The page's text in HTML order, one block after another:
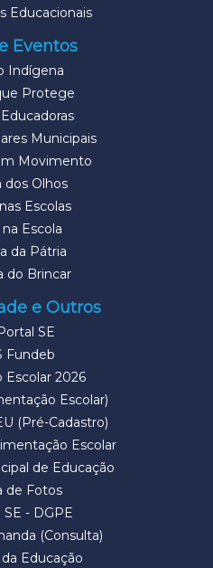
Educacionais
Eventos
Indígena
Protege
Municipais
Movimento
dos Olhos
Escolas
Escola
da Pátria
do Brincar
e Outros
SE
Fundeb
Escolar 2026
Escolar)
(Pré-Cadastro)
Escolar
de Educação
de Fotos
SE - DGPE
(Consulta)
Educação